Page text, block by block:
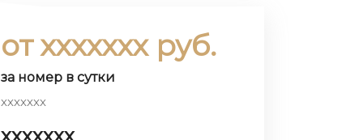
от ххххххх руб.
за номер в сутки
ххххххх